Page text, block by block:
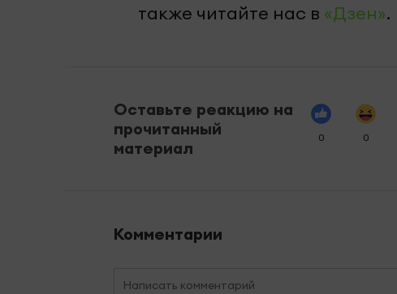
также читайте нас в «Дзен».
Оставьте реакцию на
прочитанный
материал
0 0
Комментарии